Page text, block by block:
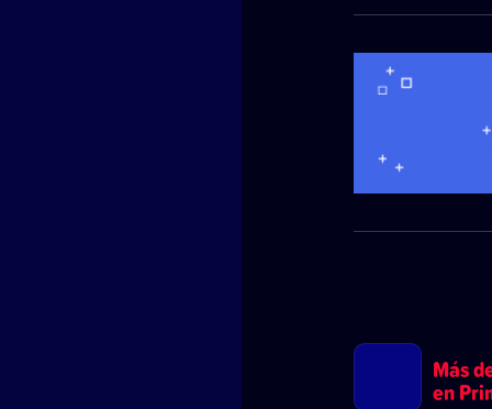
Más
en